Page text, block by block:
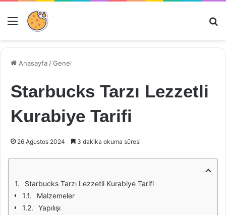
Menü
Anasayfa /Genel
Starbucks Tarzı Lezzetli
Kurabiye Tarifi
26 Ağustos 2024 3 dakika okuma süresi
Starbucks Tarzı Lezzetli Kurabiye Tarifi
Malzemeler
Yapılışı